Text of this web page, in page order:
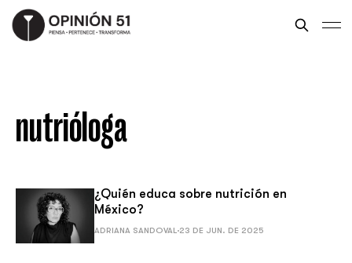
nutrióloga
¿Quién educa sobre nutrición en
México?
ADRIANA SANDOVAL 23 DE JUN. DE 2025